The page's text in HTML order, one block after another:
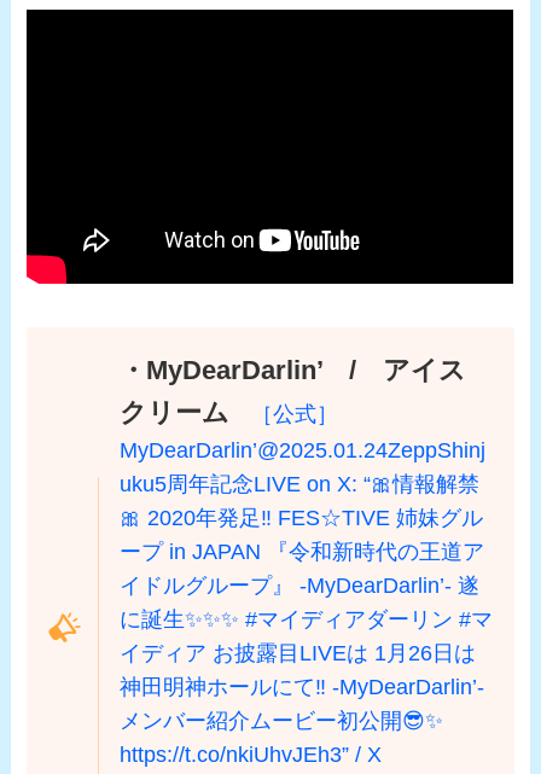
・MyDearDarlin’ / アイス
クリーム
［公式］
MyDearDarlin’@2025.01.24ZeppShinj
uku5周年記念LIVE on X: “🎀情報解禁
🎀 2020年発足‼︎ FES☆TIVE 姉妹グル
ープ in JAPAN 『令和新時代の王道ア
イドルグループ』 -MyDearDarlin’- 遂
に誕生✨✨✨ #マイディアダーリン #マ
イディア お披露目LIVEは 1月26日は
神田明神ホールにて‼️ -MyDearDarlin’-
メンバー紹介ムービー初公開😎✨
https://t.co/nkiUhvJEh3” / X